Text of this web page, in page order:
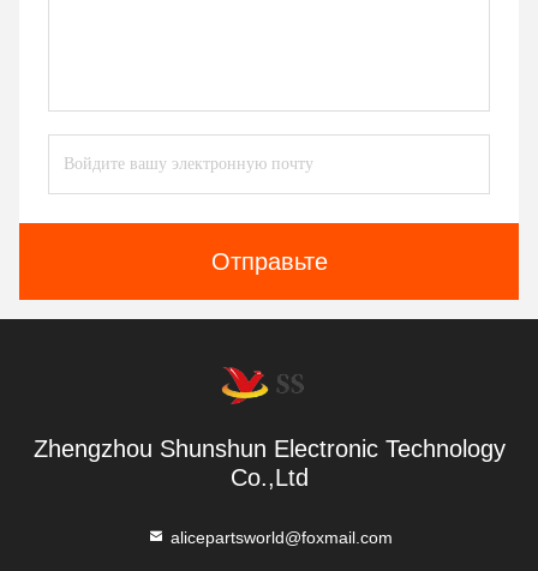
Отправьте
Zhengzhou Shunshun Electronic Technology
Co.,Ltd
alicepartsworld@foxmail.com